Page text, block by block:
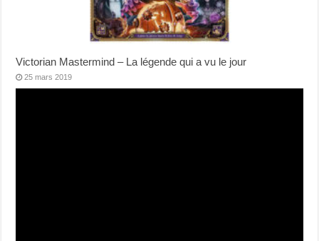
Victorian Mastermind – La légende qui a vu le jour
25 mars 2019